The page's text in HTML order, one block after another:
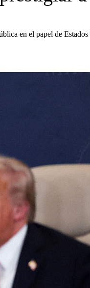
en el papel de